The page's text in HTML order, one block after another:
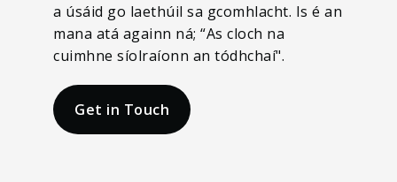
a úsáid go laethúil sa gcomhlacht. Is é an
mana atá againn ná; “As cloch na
cuimhne síolraíonn an tódhchaí".
Get in Touch